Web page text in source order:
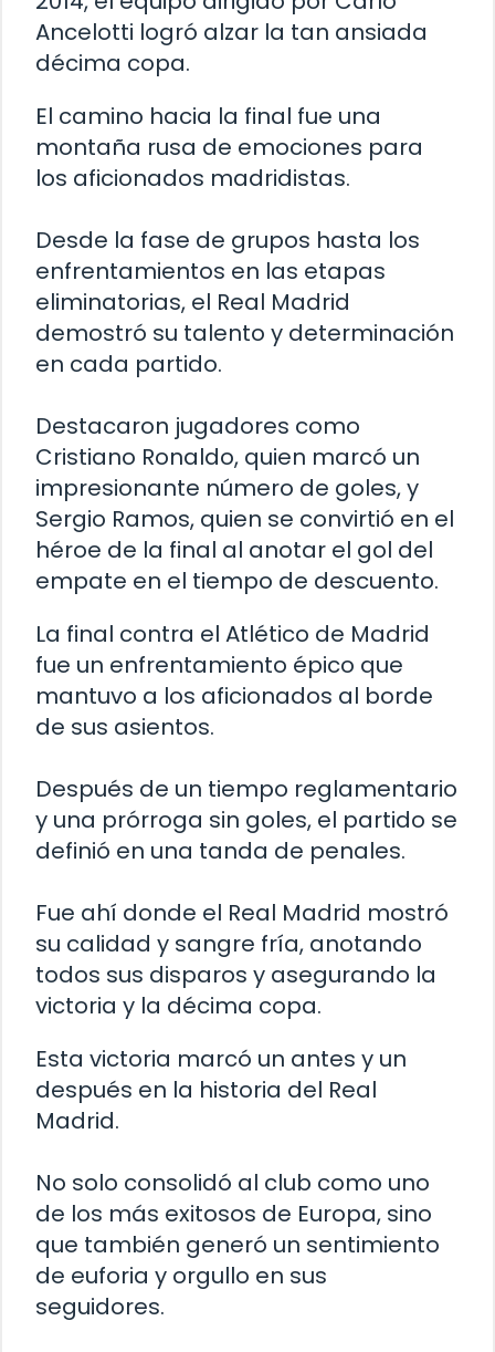
Ancelotti logró alzar la tan ansiada
décima copa.
El camino hacia la final fue una
montaña rusa de emociones para
los aficionados madridistas.
Desde la fase de grupos hasta los
enfrentamientos en las etapas
eliminatorias, el Real Madrid
demostró su talento y determinación
en cada partido.
Destacaron jugadores como
Cristiano Ronaldo, quien marcó un
impresionante número de goles, y
Sergio Ramos, quien se convirtió en el
héroe de la final al anotar el gol del
empate en el tiempo de descuento.
La final contra el Atlético de Madrid
fue un enfrentamiento épico que
mantuvo a los aficionados al borde
de sus asientos.
Después de un tiempo reglamentario
y una prórroga sin goles, el partido se
definió en una tanda de penales.
Fue ahí donde el Real Madrid mostró
su calidad y sangre fría, anotando
todos sus disparos y asegurando la
victoria y la décima copa.
Esta victoria marcó un antes y un
después en la historia del Real
Madrid.
No solo consolidó al club como uno
de los más exitosos de Europa, sino
que también generó un sentimiento
de euforia y orgullo en sus
seguidores.